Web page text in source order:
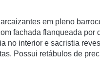
em pleno
fachada flanqueada por
no interior e sacristia
Possui retábulos de